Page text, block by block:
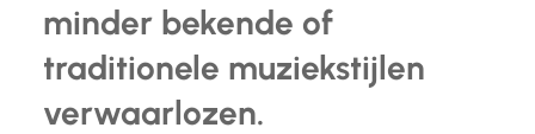
minder bekende of
traditionele muziekstijlen
verwaarlozen.